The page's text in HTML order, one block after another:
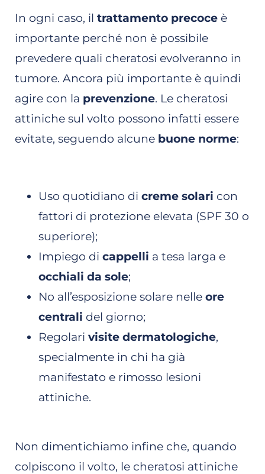
In ogni caso, il trattamento precoce è
importante perché non è possibile
prevedere quali cheratosi evolveranno in
tumore. Ancora più importante è quindi
agire con la prevenzione. Le cheratosi
attiniche sul volto possono infatti essere
evitate, seguendo alcune buone norme:
Uso quotidiano di creme solari con
fattori di protezione elevata (SPF 30 o
superiore);
Impiego di cappelli a tesa larga e
occhiali da sole;
No all’esposizione solare nelle ore
centrali del giorno;
Regolari visite dermatologiche,
specialmente in chi ha già
manifestato e rimosso lesioni
attiniche.
Non dimentichiamo infine che, quando
colpiscono il volto, le cheratosi attiniche